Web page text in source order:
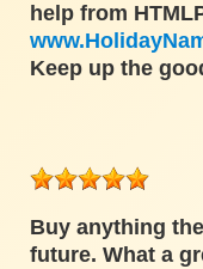
help from
Keep up the
Buy anything
future. What a